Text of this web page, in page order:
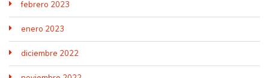
febrero 2023
enero 2023
diciembre 2022